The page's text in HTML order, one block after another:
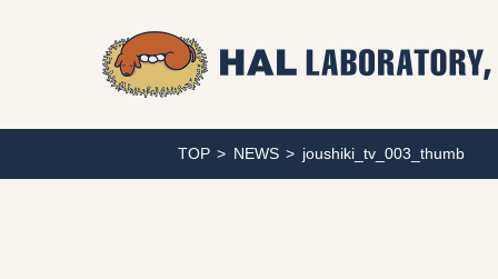
TOP NEWS joushiki_tv_003_thumb